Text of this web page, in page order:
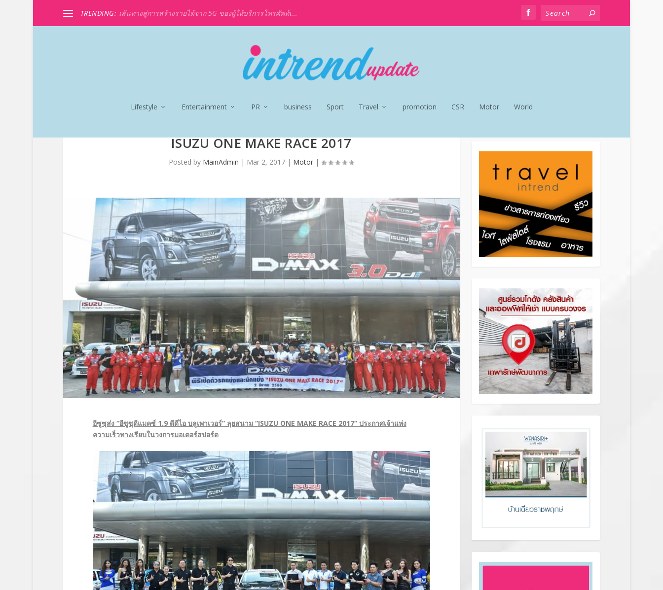
TRENDING: เส้นทางสู่การสร้างรายได้จาก 5G ของผู้ให้บริการโทรศัพท์เ...
Lifestyle Entertainment PR business Sport Travel promotion CSR Motor World
ISUZU ONE MAKE RACE 2017
Posted by MainAdmin | Mar 2, 2017 | Motor |
อีซูซุส่ง “อีซูซุดีแมคซ์ 1.9 ดีดีไอ บลูเพาเวอร์” ลุยสนาม “ISUZU ONE MAKE RACE 2017” ประกาศเจ้าแห่ง
ความเร็วทางเรียบในวงการมอเตอร์สปอร์ต